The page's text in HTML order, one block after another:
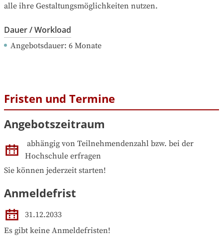
alle ihre Gestaltungsmöglichkeiten nutzen.
Dauer / Workload
Angebotsdauer: 6 Monate
Fristen und Termine
Angebotszeitraum
abhängig von Teilnehmendenzahl bzw. bei der
Hochschule erfragen
Sie können jederzeit starten!
Anmeldefrist
31.12.2033
Es gibt keine Anmeldefristen!